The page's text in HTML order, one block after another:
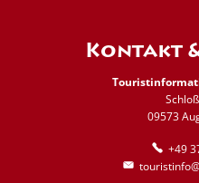
Kontakt
09573
+49